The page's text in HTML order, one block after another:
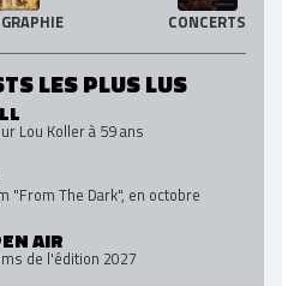
CONCERTS
LES PLUS LUS
Lou Koller à 59 ans
"From The Dark", en octobre
AIR
de l'édition 2027